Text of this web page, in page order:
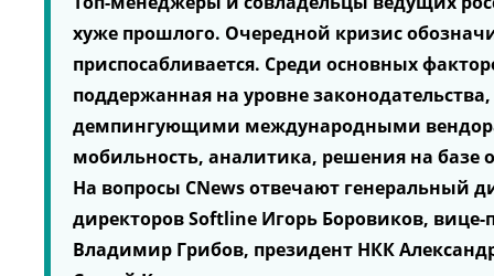
хуже прошлого. Очередной кризис
приспосабливается. Среди основных
поддержанная на уровне
демпингующими международными
мобильность, аналитика, решения на базе
На вопросы CNews отвечают генеральный
директоров Softline Игорь Боровиков,
Владимир Грибов, президент НКК